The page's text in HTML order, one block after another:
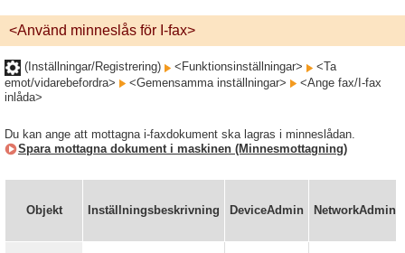
<Använd minneslås för I-fax>
(Inställningar/Registrering) <Funktionsinställningar>
<Ta
emot/vidarebefordra>
<Gemensamma inställningar>
<Ange fax/I-fax
inlåda>
Du kan ange att mottagna i-faxdokument ska lagras i minneslådan.
Spara mottagna dokument i maskinen (Minnesmottagning)
Objekt Inställningsbeskrivning DeviceAdmin NetworkAdmin